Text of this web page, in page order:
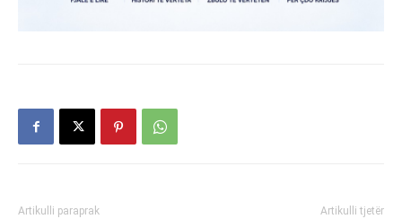
Artikulli paraprak Artikulli tjetër